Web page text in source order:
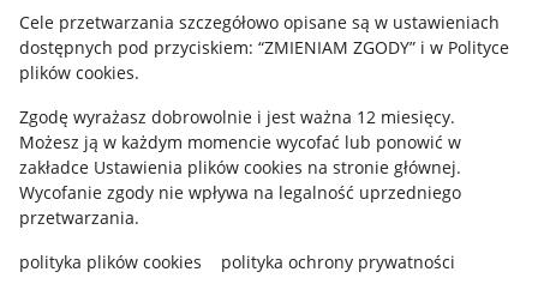
Cele przetwarzania szczegółowo opisane są w ustawieniach
dostępnych pod przyciskiem: “ZMIENIAM ZGODY” i w Polityce
plików cookies.
Zgodę wyrażasz dobrowolnie i jest ważna 12 miesięcy.
Możesz ją w każdym momencie wycofać lub ponowić w
zakładce Ustawienia plików cookies na stronie głównej.
Wycofanie zgody nie wpływa na legalność uprzedniego
przetwarzania.
polityka plików cookies
polityka ochrony prywatności
Udostępnianie lokalizacji
Informacje dla Aktu o Usługach Cyfrowych
Pobierz aplikację